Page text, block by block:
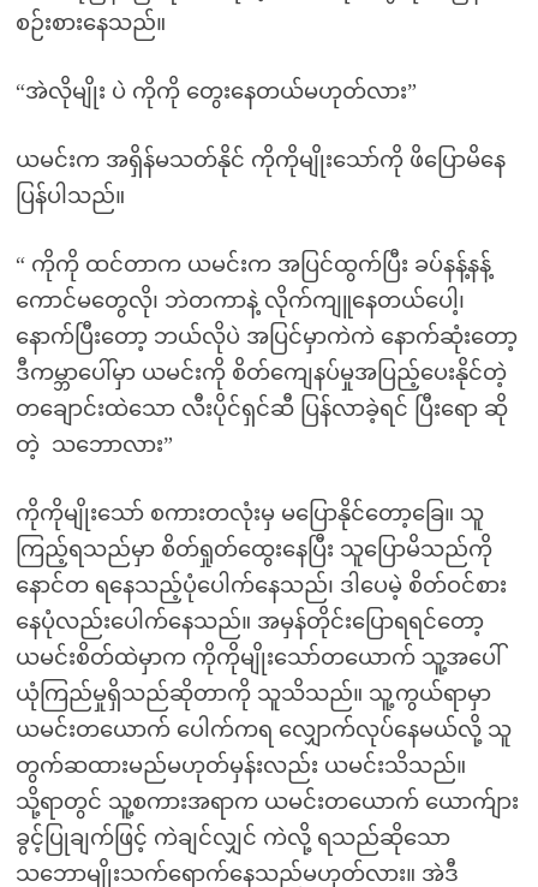
စဉ်းစားနေသည်။
“အဲလိုမျိုး ပဲ ကိုကို တွေးနေတယ်မဟုတ်လား”
ယမင်းက အရှိန်မသတ်နိုင် ကိုကိုမျိုးသော်ကို ဖိပြောမိနေ
ပြန်ပါသည်။
“ ကိုကို ထင်တာက ယမင်းက အပြင်ထွက်ပြီး ခပ်နန့်နန့်
ကောင်မတွေလို၊ ဘဲတကာနဲ့ လိုက်ကျူနေတယ်ပေါ့၊
နောက်ပြီးတော့ ဘယ်လိုပဲ အပြင်မှာကဲကဲ နောက်ဆုံးတော့
ဒီကမ္ဘာပေါ်မှာ ယမင်းကို စိတ်ကျေနပ်မှုအပြည့်ပေးနိုင်တဲ့
တချောင်းထဲသော လီးပိုင်ရှင်ဆီ ပြန်လာခဲ့ရင် ပြီးရော ဆို
တဲ့ သဘောလား”
ကိုကိုမျိုးသော် စကားတလုံးမှ မပြောနိုင်တော့ခြေ။ သူ
ကြည့်ရသည်မှာ စိတ်ရှုတ်ထွေးနေပြီး သူပြောမိသည်ကို
နောင်တ ရနေသည့်ပုံပေါက်နေသည်၊ ဒါပေမဲ့ စိတ်ဝင်စား
နေပုံလည်းပေါက်နေသည်။ အမှန်တိုင်းပြောရရင်တော့
ယမင်းစိတ်ထဲမှာက ကိုကိုမျိုးသော်တယောက် သူ့အပေါ်
ယုံကြည်မှုရှိသည်ဆိုတာကို သူသိသည်။ သူ့ကွယ်ရာမှာ
ယမင်းတယောက် ပေါက်ကရ လျှောက်လုပ်နေမယ်လို့ သူ
တွက်ဆထားမည်မဟုတ်မှန်းလည်း ယမင်းသိသည်။
သို့ရာတွင် သူ့စကားအရာက ယမင်းတယောက် ယောက်ျား
ခွင့်ပြုချက်ဖြင့် ကဲချင်လျှင် ကဲလို့ ရသည်ဆိုသော
သဘောမျိုးသက်ရောက်နေသည်မဟုတ်လား။ အဲဒီ